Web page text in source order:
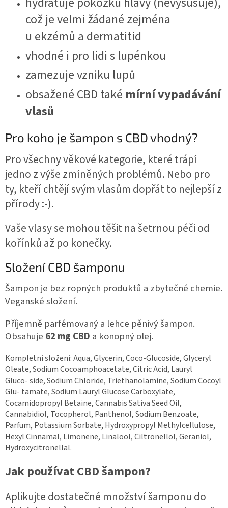
což je velmi žádané zejména
u ekzémů a dermatitid
vhodné i pro lidi s lupénkou
zamezuje vzniku lupů
obsažené CBD také mírní vypadávání
vlasů
Pro koho je šampon s CBD vhodný?
Pro všechny věkové kategorie, které trápí
jedno z výše zmíněných problémů. Nebo pro
ty, kteří chtějí svým vlasům dopřát to nejlepší z
přírody :-).
Vaše vlasy se mohou těšit na šetrnou péči od
kořínků až po konečky.
Složení CBD šamponu
Šampon je bez ropných produktů a zbytečné chemie.
Veganské složení.
Příjemně parfémovaný a lehce pěnivý šampon.
Obsahuje 62 mg CBD a konopný olej.
Kompletní složení: Aqua, Glycerin, Coco-Glucoside, Glyceryl
Oleate, Sodium Cocoamphoacetate, Citric Acid, Lauryl
Gluco- side, Sodium Chloride, Triethanolamine, Sodium Cocoyl
Glu- tamate, Sodium Lauryl Glucose Carboxylate,
Cocamidopropyl Betaine, Cannabis Sativa Seed Oil,
Cannabidiol, Tocopherol, Panthenol, Sodium Benzoate,
Parfum, Potassium Sorbate, Hydroxypropyl Methylcellulose,
Hexyl Cinnamal, Limonene, Linalool, Ciltronellol, Geraniol,
Hydroxycitronellal.
Jak používat CBD šampon?
Aplikujte dostatečné množství šamponu do